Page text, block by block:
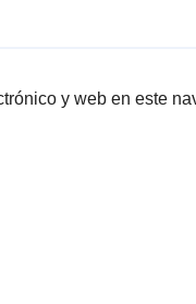
y web en este